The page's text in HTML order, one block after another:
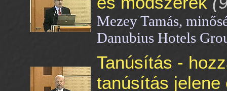
Mezey Tamás,
Danubius Hotels
Tanúsítás -
tanúsítás jelene